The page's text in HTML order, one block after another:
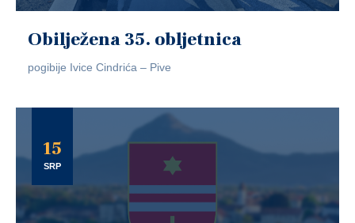
Obilježena 35. obljetnica
pogibije Ivice Cindrića – Pive
15
SRP